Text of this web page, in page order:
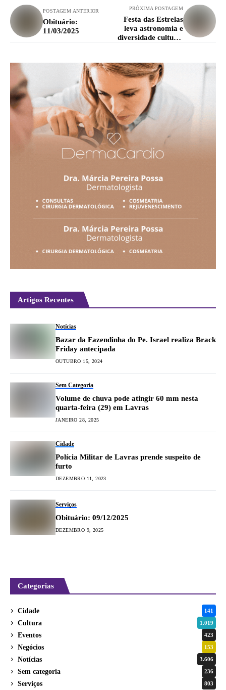
POSTAGEM ANTERIOR
Obituário:
11/03/2025
PRÓXIMA POSTAGEM
Festa das Estrelas
leva astronomia e
diversidade cultural
Artigos Recentes
Notícias
Bazar da Fazendinha do Pe. Israel realiza Brack
Friday antecipada
OUTUBRO 15, 2024
Sem Categoria
Volume de chuva pode atingir 60 mm nesta
quarta-feira (29) em Lavras
JANEIRO 28, 2025
Cidade
Polícia Militar de Lavras prende suspeito de
furto
DEZEMBRO 11, 2023
Serviços
Obituário: 09/12/2025
DEZEMBRO 9, 2025
Categorias
Cidade 141
Cultura 1.019
Eventos 423
Negócios 153
Notícias 3.606
Sem categoria 236
Serviços 803